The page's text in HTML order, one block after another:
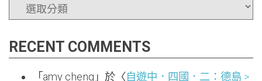
RECENT COMMENTS
「 amy cheng 」於〈自遊中．四國．二：德島 >